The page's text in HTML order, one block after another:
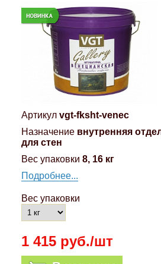
Артикул vgt-fksht-venec
Назначение внутренняя
для стен
Вес упаковки 8, 16 кг
Подробнее...
Вес упаковки
1 415 руб./шт